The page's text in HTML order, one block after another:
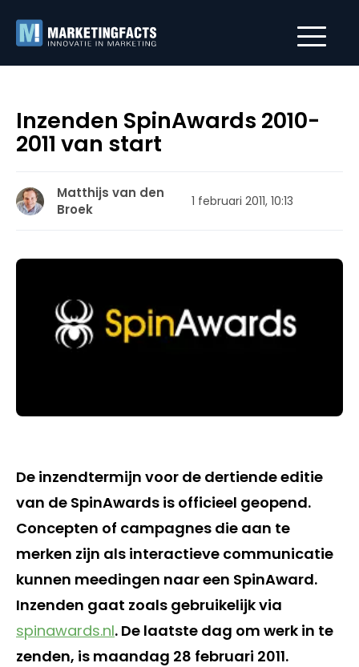
Inzenden SpinAwards 2010-
2011 van start
Matthijs van den
Broek
1 februari 2011, 10:13
De inzendtermijn voor de dertiende editie
van de SpinAwards is officieel geopend.
Concepten of campagnes die aan te
merken zijn als interactieve communicatie
kunnen meedingen naar een SpinAward.
Inzenden gaat zoals gebruikelijk via
spinawards.nl. De laatste dag om werk in te
zenden, is maandag 28 februari 2011.